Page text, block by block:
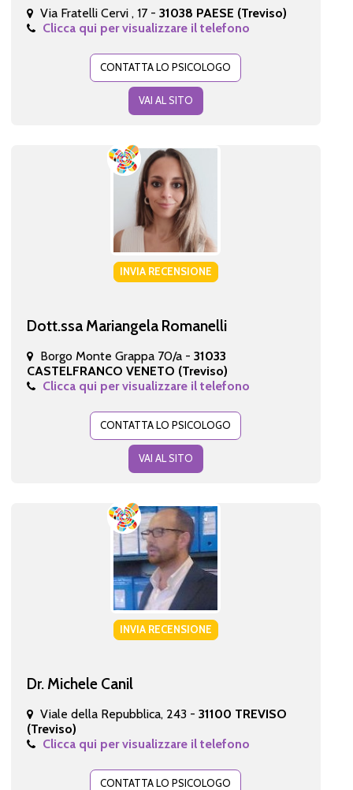
Via Fratelli Cervi , 17 - 31038 PAESE (Treviso)
Clicca qui per visualizzare il telefono
CONTATTA LO PSICOLOGO
VAI AL SITO
INVIA RECENSIONE
Dott.ssa Mariangela Romanelli
Borgo Monte Grappa 70/a - 31033
CASTELFRANCO VENETO (Treviso)
Clicca qui per visualizzare il telefono
CONTATTA LO PSICOLOGO
VAI AL SITO
INVIA RECENSIONE
Dr. Michele Canil
Viale della Repubblica, 243 - 31100 TREVISO
(Treviso)
Clicca qui per visualizzare il telefono
CONTATTA LO PSICOLOGO